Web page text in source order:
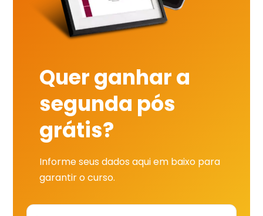
Quer ganhar a
segunda pós
grátis?
Informe seus dados aqui em baixo para
garantir o curso.